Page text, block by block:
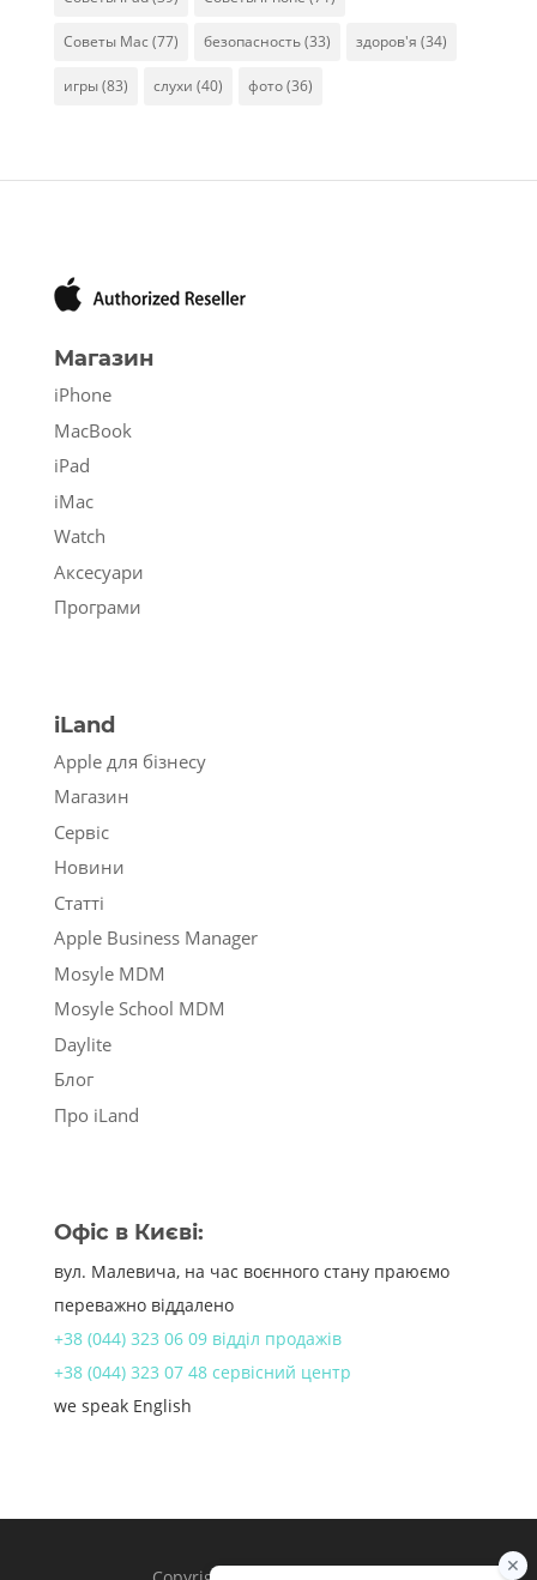
Советы Mac (77) безопасность(33) здоров'я (34)
игры(83) слухи (40) фото(36)
Магазин
iPhone
MacBook
iPad
iMac
Watch
Аксесуари
Програми
iLand
Apple для бізнесу
Магазин
Сервіс
Новини
Статті
Apple Business Manager
Mosyle MDM
Mosyle School MDM
Daylite
Блог
Про iLand
Офіс в Києві:
вул. Малевича, на час воєнного стану праюємо
переважно віддалено
+38 (044) 323 06 09 відділ продажів
+38 (044) 323 07 48 сервісний центр
we speak English